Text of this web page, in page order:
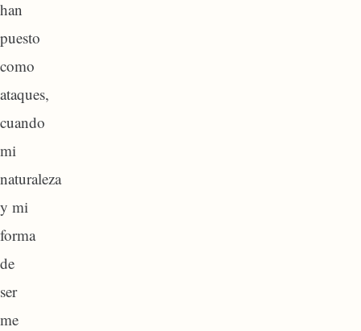
han
puesto
como
ataques,
cuando
mi
naturaleza
y mi
forma
de
ser
me